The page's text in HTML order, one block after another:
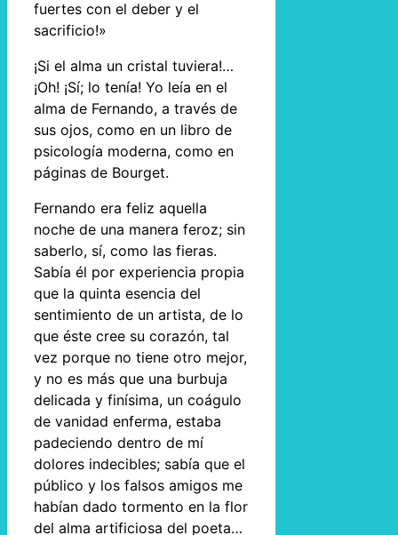
fuertes con el deber y el
sacrificio!»
¡Si el alma un cristal tuviera!…
¡Oh! ¡Sí; lo tenía! Yo leía en el
alma de Fernando, a través de
sus ojos, como en un libro de
psicología moderna, como en
páginas de Bourget.
Fernando era feliz aquella
noche de una manera feroz; sin
saberlo, sí, como las fieras.
Sabía él por experiencia propia
que la quinta esencia del
sentimiento de un artista, de lo
que éste cree su corazón, tal
vez porque no tiene otro mejor,
y no es más que una burbuja
delicada y finísima, un coágulo
de vanidad enferma, estaba
padeciendo dentro de mí
dolores indecibles; sabía que el
público y los falsos amigos me
habían dado tormento en la flor
del alma artificiosa del poeta…